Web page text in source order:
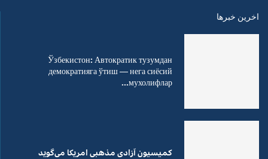
اخرین خبرها
Ўзбекистон: Автократик тузумдан
демократияга ўтиш — нега сиёсий
мухолифлар...
کمیسیون آزادی مذهبی امریکا می‌گوید